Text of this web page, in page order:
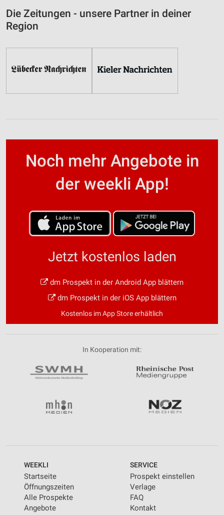
Die Zeitungen - unsere Partner in deiner
Region
Noch mehr Angebote in
der weekli App!
Jetzt kostenlos laden
dm Prospekt in der Android App blättern
dm Prospekt in der iOS App blättern
Kostenlos im App Store erhältlich
In Kooperation mit:
WEEKLI
Startseite
Öffnungszeiten
Alle Prospekte
Angebote
SERVICE
Prospekt einstellen
Verlage
FAQ
Kontakt